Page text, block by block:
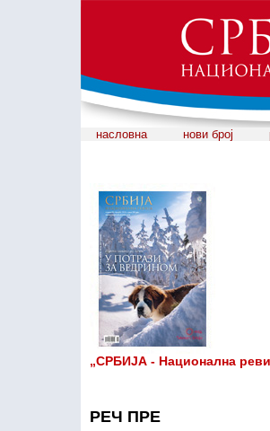
насловна нови број
„СРБИЈА - Национална
РЕЧ ПРЕ